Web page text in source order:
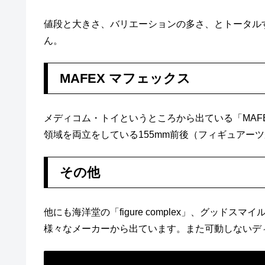
値段と大きさ、バリエーションの多さ、とトータ
ん。
MAFEX マフェックス
メディコム・トイというところから出ている「
領域を両立をしている155mm前後（フィギュアー
その他
他にも海洋堂の「figure complex」、グッドスマイ
様々なメーカーから出ています。また可動しない